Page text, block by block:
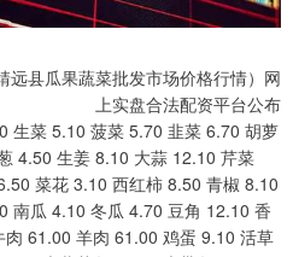
远县瓜果蔬菜批发市场价格行情）网
上实盘合法配资平台公布
生菜 5.10 菠菜 5.70 韭菜 6.70 胡萝
4.50 生姜 8.10 大蒜 12.10 芹菜
菜花 3.10 西红柿 8.50 青椒 8.10
南瓜 4.10 冬瓜 4.70 豆角 12.10 香
61.00 羊肉 61.00 鸡蛋 9.10 活草